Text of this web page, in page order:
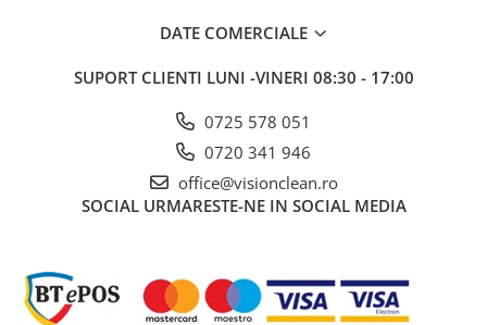
DATE COMERCIALE
SUPORT CLIENTI LUNI -VINERI 08:30 - 17:00
0725 578 051
0720 341 946
office@visionclean.ro
SOCIAL URMARESTE-NE IN SOCIAL MEDIA